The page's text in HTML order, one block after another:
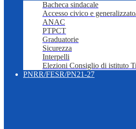
Bacheca sindacale
Accesso civico e
ANAC
PTPCT
Graduatorie
Sicurezza
Interpelli
Elezioni Consiglio di istituto
PNRR/FESR/PN21-27